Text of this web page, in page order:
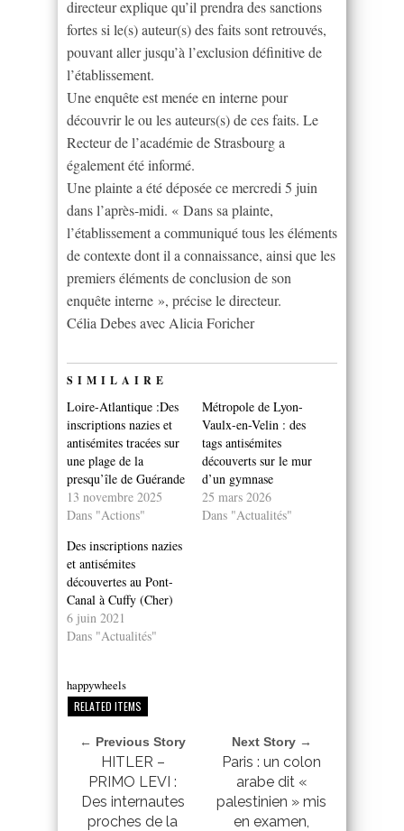
directeur explique qu’il prendra des sanctions
fortes si le(s) auteur(s) des faits sont retrouvés,
pouvant aller jusqu’à l’exclusion définitive de
l’établissement.
Une enquête est menée en interne pour
découvrir le ou les auteurs(s) de ces faits. Le
Recteur de l’académie de Strasbourg a
également été informé.
Une plainte a été déposée ce mercredi 5 juin
dans l’après-midi. « Dans sa plainte,
l’établissement a communiqué tous les éléments
de contexte dont il a connaissance, ainsi que les
premiers éléments de conclusion de son
enquête interne », précise le directeur.
Célia Debes avec Alicia Foricher
SIMILAIRE
Loire-Atlantique :Des
inscriptions nazies et
antisémites tracées sur
une plage de la
presqu’île de Guérande
13 novembre 2025
Dans "Actions"
Métropole de Lyon-
Vaulx-en-Velin : des
tags antisémites
découverts sur le mur
d’un gymnase
25 mars 2026
Dans "Actualités"
Des inscriptions nazies
et antisémites
découvertes au Pont-
Canal à Cuffy (Cher)
6 juin 2021
Dans "Actualités"
happywheels
RELATED ITEMS
← Previous Story
HITLER –
PRIMO LEVI :
Des internautes
proches de la
Next Story →
Paris : un colon
arabe dit «
palestinien » mis
en examen,